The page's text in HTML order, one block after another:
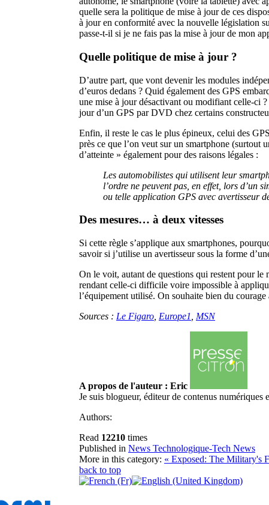
quelle sera la politique de mise à jour de ces
à jour en conformité avec la nouvelle législation
passe-t-il si je ne fais pas la mise à jour de mon
Quelle politique de mise à jour ?
D’autre part, que vont devenir les modules
d’euros dedans ? Quid également des GPS
une mise à jour désactivant ou modifiant celle-ci
jour d’un GPS par DVD chez certains
Enfin, il reste le cas le plus épineux, celui des
près ce que l’on veut sur un smartphone (surtout
d’atteinte » également pour des raisons légales :
Les automobilistes qui utilisent leur
l’ordre ne peuvent pas, en effet, lors d’un
ou telle application GPS avec avertisseur
Des mesures… à deux vitesses
Si cette règle s’applique aux smartphones,
savoir si j’utilise un avertisseur sous la forme
On le voit, autant de questions qui restent pour le
rendant celle-ci difficile voire impossible à
l’équipement utilisé. On souhaite bien du
Sources : Le Figaro Europe1 MSN
A propos de l'auteur : Eric
Je suis blogueur, éditeur de contenus
Authors:
Read 12210 times
Published in News Technologique-Tech News
More in this category: « Exposed: The Military's
back to top